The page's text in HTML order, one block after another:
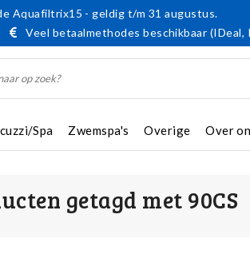
Aquafiltrix15 - geldig t/m 31 augustus.
Veel betaalmethodes beschikbaar
Spa Zwemspa's Overige Over
getagd met 90CS